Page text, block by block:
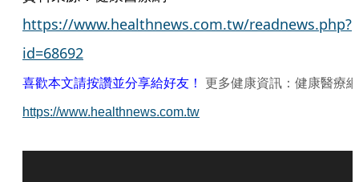
https://www.healthnews.com.tw/readnews.php?
id=68692
喜歡本文請按讚並分享給好友！ 更多健康資訊：健康醫療網
https://www.healthnews.com.tw